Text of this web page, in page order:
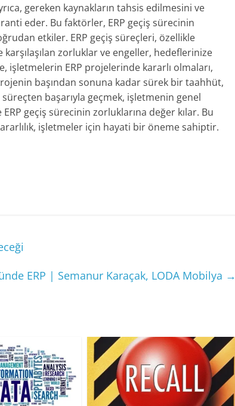
gereken kaynakların tahsis edilmesini ve
eder. Bu faktörler, ERP geçiş sürecinin
etkiler. ERP geçiş süreçleri, özellikle
karşılaşılan zorluklar ve engeller, hedeflerinize
işletmelerin ERP projelerinde kararlı olmaları,
başından sonuna kadar sürek bir taahhüt,
başarıyla geçmek, işletmenin genel
geçiş sürecinin zorluklarına değer kılar. Bu
işletmeler için hayati bir öneme sahiptir.
ERP | Semanur Karaçak, LODA Mobilya →